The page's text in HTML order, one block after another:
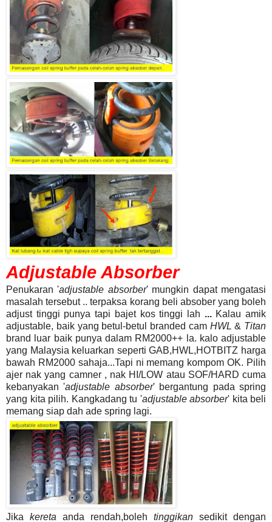
Adjustable Absorber
Penukaran 'adjustable absorber' mungkin dapat mengatasi
masalahtersebut ..terpaksa korang beli absober yang boleh
adjust tinggi punyatapi bajet kos tinggi lah ... Kalau amik
adjustable, baik yang betul-betul branded cam HWL & Titan
brand luar baik punya dalam RM2000++ la. kalo adjustable
yang Malaysia keluarkan seperti GAB,HWL,HOTBITZ harga
bawah RM2000 sahaja...Tapi ni memang kompom OK. Pilih
ajer nak yang camner , nak HI/LOW atau SOF/HARD cuma
kebanyakan'adjustable absorber' bergantung pada spring
yang kita pilih. Kangkadang tu 'adjustable absorber' kita beli
memang siap dah ade spring lagi.
Jika kereta anda rendah,boleh tinggikan sedikit dengan